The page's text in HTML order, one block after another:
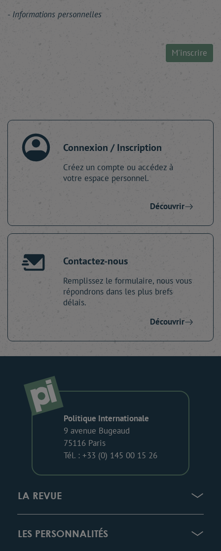
Informations personnelles
M'inscrire
Connexion / Inscription
Créez un compte ou accédez à
votre espace personnel.
Découvrir
Contactez-nous
Remplissez le formulaire, nous vous
répondrons dans les plus brefs
délais.
Découvrir
Politique Internationale
9 avenue Bugeaud
75116 Paris
Tél. : +33 (0) 145 00 15 26
LA REVUE
LES PERSONNALITÉS